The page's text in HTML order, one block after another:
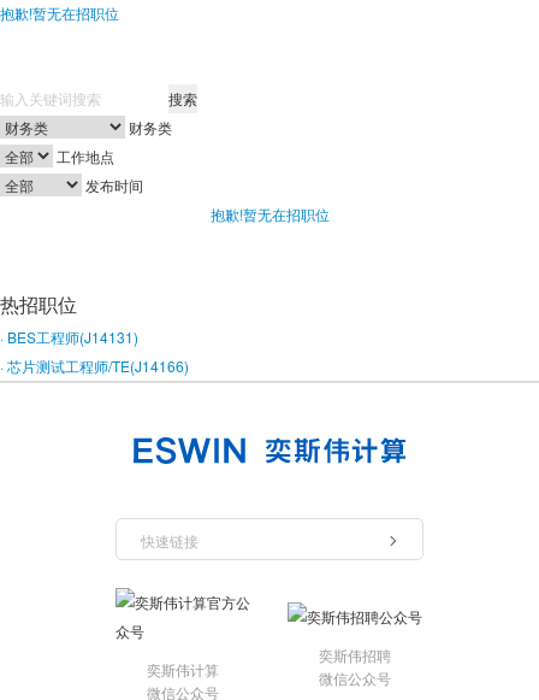
抱歉!暂无在招职位
搜索
财务类
工作地点
发布时间
抱歉!暂无在招职位
热招职位
· BES工程师(J14131)
· 芯片测试工程师/TE(J14166)
快速链接
奕斯伟计算
微信公众号
奕斯伟招聘
微信公众号